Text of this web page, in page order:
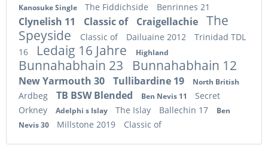
Kanosuke Single The Fiddichside Benrinnes 21
Clynelish 11 Classic of Craigellachie
The
Speyside
Classic of Dailuaine 2012
Trinidad TDL
16
Ledaig 16 Jahre Highland
Bunnahabhain 23 Bunnahabhain 12
New Yarmouth 30 Tullibardine 19 North British
Ardbeg TB BSW Blended Ben Nevis 11
Secret
Orkney
Adelphi s Islay The Islay Ballechin 17
Ben
Nevis 30
Millstone 2019 Classic of